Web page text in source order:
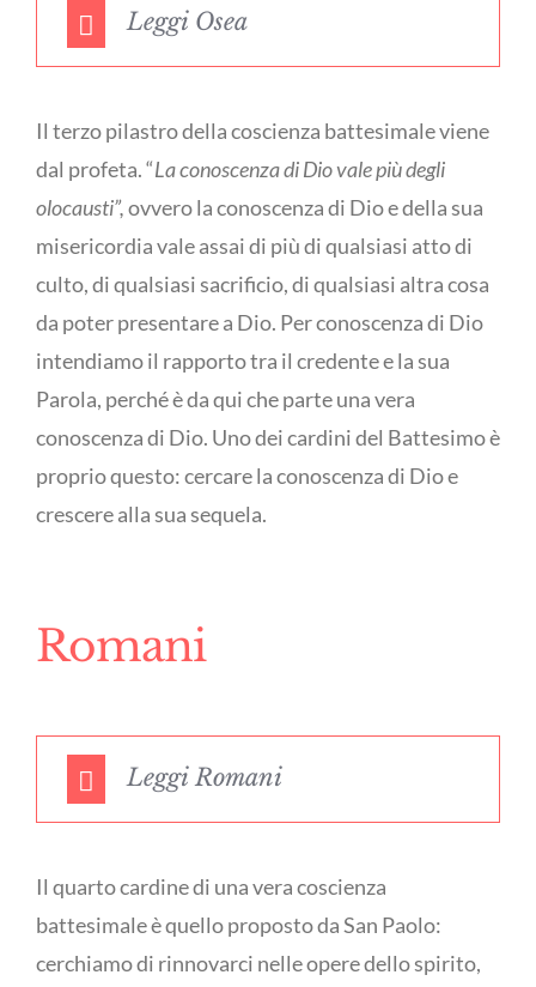
Leggi Osea
Il terzo pilastro della coscienza battesimale viene
dal profeta. “La conoscenza di Dio vale più degli
olocausti”,ovvero la conoscenza di Dio e della sua
misericordia vale assai di più di qualsiasi atto di
culto, di qualsiasi sacrificio, di qualsiasi altra cosa
da poter presentare a Dio. Per conoscenza di Dio
intendiamo il rapporto tra il credente e la sua
Parola, perché è da qui che parte una vera
conoscenza di Dio. Uno dei cardini del Battesimo è
proprio questo: cercare la conoscenza di Dio e
crescere alla sua sequela.
Romani
Leggi Romani
Il quarto cardine di una vera coscienza
battesimale è quello proposto da San Paolo:
cerchiamo di rinnovarci nelle opere dello spirito,